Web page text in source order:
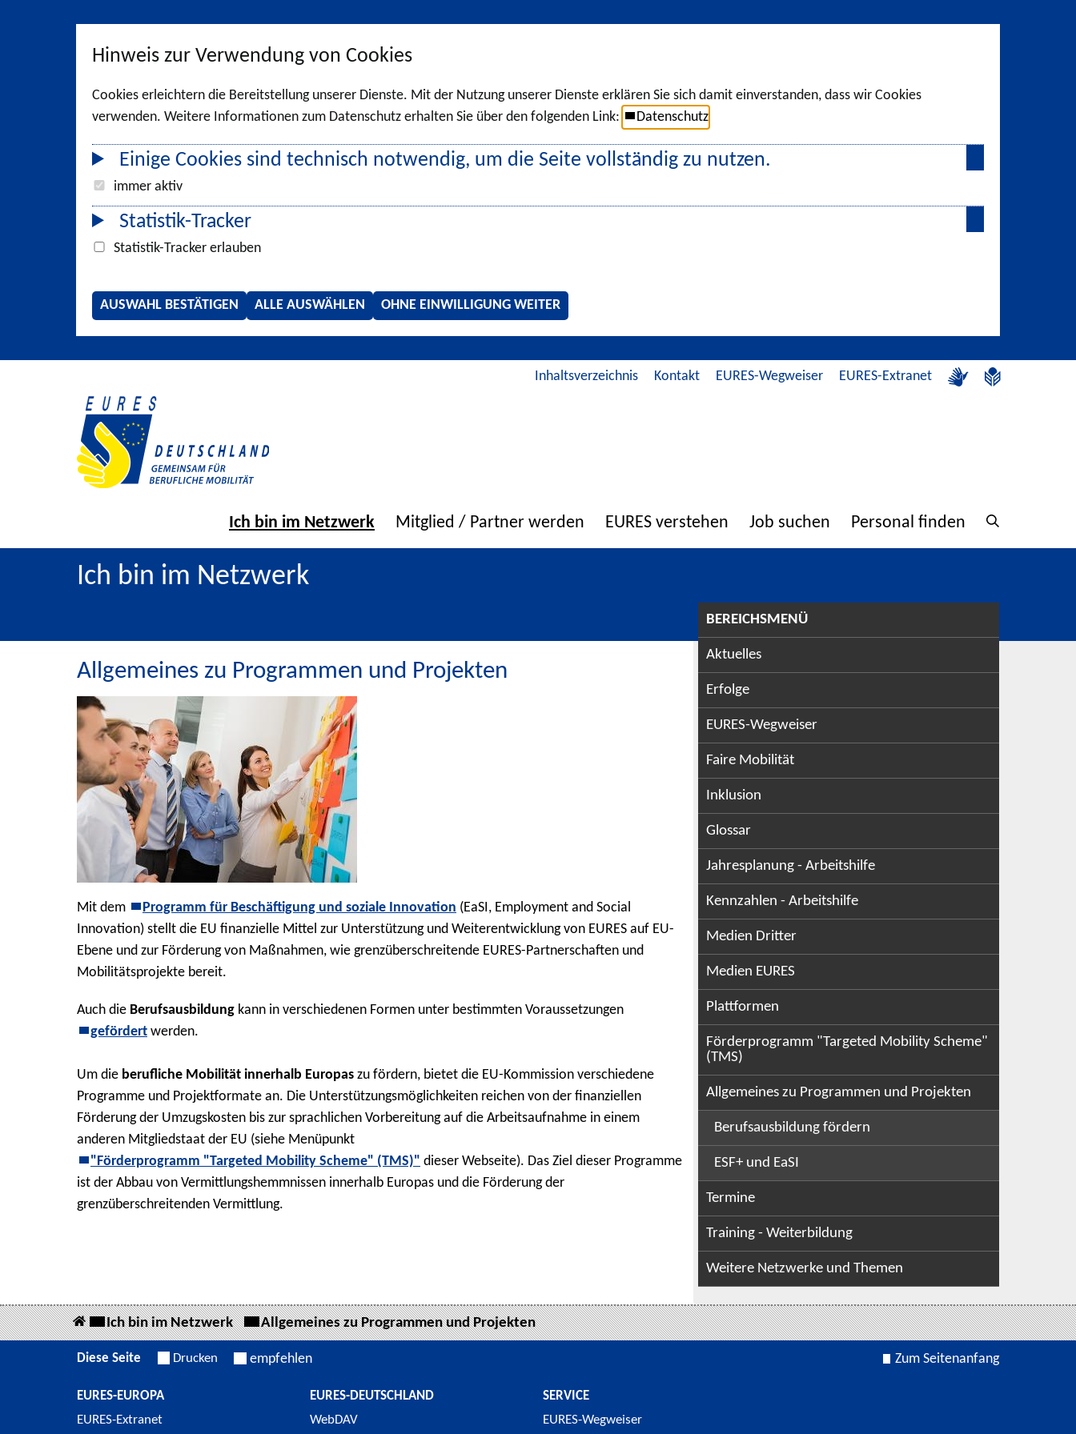
Hinweis zur Verwendung von Cookies
Cookies erleichtern die Bereitstellung unserer Dienste. Mit der Nutzung unserer Dienste erklären Sie sich damit einverstanden, dass wir Cookies
verwenden. Weitere Informationen zum Datenschutz erhalten Sie über den folgenden Link:
Datenschutz
Einige Cookies sind technisch notwendig, um die Seite vollständig zu nutzen.
immer aktiv
Statistik-Tracker
Statistik-Tracker erlauben
AUSWAHL BESTÄTIGEN ALLE AUSWÄHLEN OHNE EINWILLIGUNG WEITER
Inhaltsverzeichnis Kontakt EURES-Wegweiser EURES-Extranet
Ich bin im Netzwerk Mitglied / Partner werden EURES verstehen Job suchen Personal finden
Ich bin im Netzwerk
Allgemeines zu Programmen und Projekten
Mit dem Programm für Beschäftigung und soziale Innovation (EaSI, Employment and Social
Innovation) stellt die EU finanzielle Mittel zur Unterstützung und Weiterentwicklung von EURES auf EU-
Ebene und zur Förderung von Maßnahmen, wie grenzüberschreitende EURES-Partnerschaften und
Mobilitätsprojekte bereit.
Auch die Berufsausbildung kann in verschiedenen Formen unter bestimmten Voraussetzungen
gefördert werden.
Um die berufliche Mobilität innerhalb Europas zu fördern, bietet die EU-Kommission verschiedene
Programme und Projektformate an. Die Unterstützungsmöglichkeiten reichen von der finanziellen
Förderung der Umzugskosten bis zur sprachlichen Vorbereitung auf die Arbeitsaufnahme in einem
anderen Mitgliedstaat der EU (siehe Menüpunkt
"Förderprogramm "Targeted Mobility Scheme" (TMS)" dieser Webseite). Das Ziel dieser Programme
ist der Abbau von Vermittlungshemmnissen innerhalb Europas und die Förderung der
grenzüberschreitenden Vermittlung.
BEREICHSMENÜ
Aktuelles
Erfolge
EURES-Wegweiser
Faire Mobilität
Inklusion
Glossar
Jahresplanung - Arbeitshilfe
Kennzahlen - Arbeitshilfe
Medien Dritter
Medien EURES
Plattformen
Förderprogramm "Targeted Mobility Scheme"
(TMS)
Allgemeines zu Programmen und Projekten
Berufsausbildung fördern
ESF+ und EaSI
Termine
Training - Weiterbildung
Weitere Netzwerke und Themen
Ich bin im Netzwerk Allgemeines zu Programmen und Projekten
Diese Seite Drucken empfehlen Zum Seitenanfang
EURES-EUROPA
EURES-Extranet
EURES-DEUTSCHLAND
WebDAV
SERVICE
EURES-Wegweiser